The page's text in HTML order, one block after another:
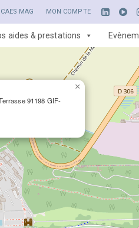
CAES MAG MON COMPTE
aides & prestations
91198 GIF-
×